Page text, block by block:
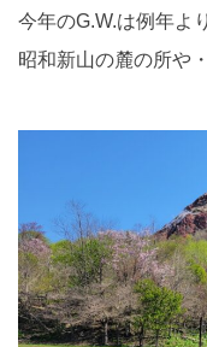
今年のG.W.は例年よ
昭和新山の麓の所や